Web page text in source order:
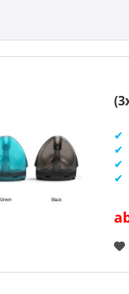
✔
✔
✔
✔